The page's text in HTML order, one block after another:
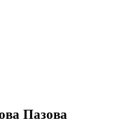
Пазова